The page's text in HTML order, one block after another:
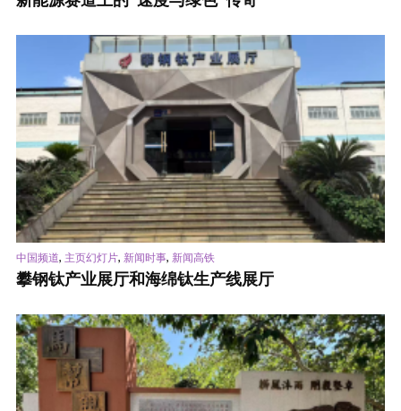
中国频道, 主页幻灯片, 新闻时事, 新闻高铁
攀钢钛产业展厅和海绵钛生产线展厅